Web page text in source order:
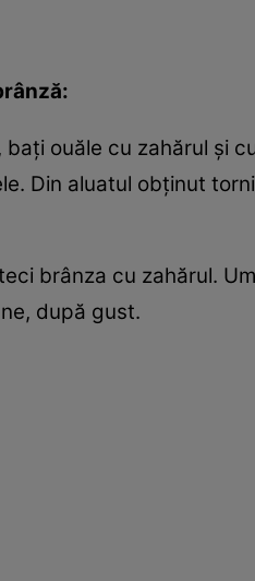
ouăle cu zahărul şi
Din aluatul obţinut
brânza cu zahărul.
după gust.